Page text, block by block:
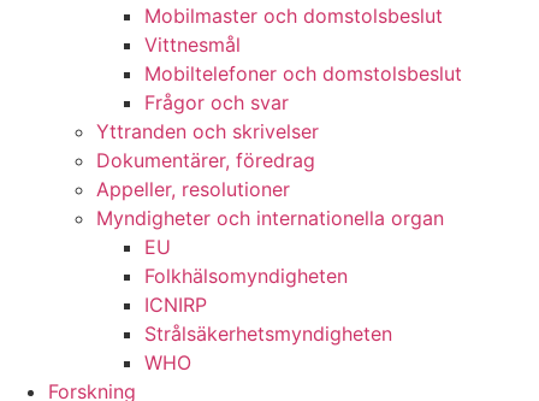
Mobilmaster och domstolsbeslut
Vittnesmål
Mobiltelefoner och domstolsbeslut
Frågor och svar
Yttranden och skrivelser
Dokumentärer, föredrag
Appeller, resolutioner
Myndigheter och internationella organ
EU
Folkhälsomyndigheten
ICNIRP
Strålsäkerhetsmyndigheten
WHO
Forskning